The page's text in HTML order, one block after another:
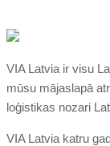
VIA Latvia ir visu
mūsu mājaslapā
loģistikas nozari
VIA Latvia katru